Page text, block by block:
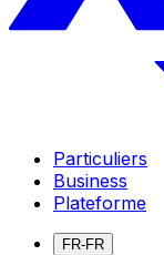
Particuliers
Business
Plateforme
FR-FR